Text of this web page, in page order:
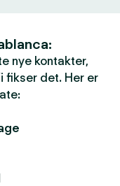
nye kontakter,
fikser det. Her er